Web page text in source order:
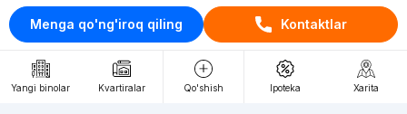
Menga qo'ng'iroq qiling Kontaktlar
Yangi binolar Kvartiralar Qo'shish Ipoteka Xarita
Kontaktlar
loyiha haqida
Webnow © loyihasi